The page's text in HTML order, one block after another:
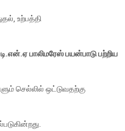
உற்பத்தி
பாலிமரேஸ் பயன்பாடு பற்றிய
செல்லில் ஒட்டுவதற்கு